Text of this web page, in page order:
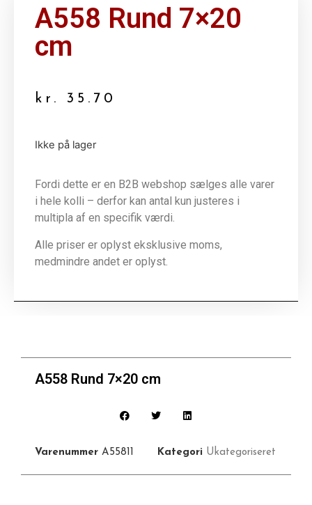
A558 Rund 7×20
cm
kr. 35.70
Ikke på lager
Fordi dette er en B2B webshop sælges alle varer
i hele kolli – derfor kan antal kun justeres i
multipla af en specifik værdi.
Alle priser er oplyst eksklusive moms,
medmindre andet er oplyst.
A558 Rund 7×20 cm
Varenummer A55811 Kategori Ukategoriseret